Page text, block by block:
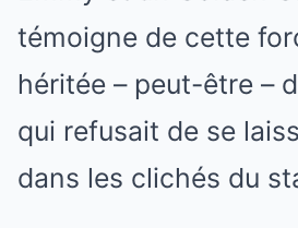
témoigne de cette
héritée – peut-être –
qui refusait de se
dans les clichés du